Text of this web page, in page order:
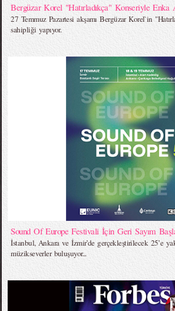
Bergüzar Korel "Hatırladıkça" Konseriyle Enka
27 Temmuz Pazartesi akşamı Bergüzar Korel`in
sahipliği yapıyor.
Sound Of Europe Festivali İçin Geri Sayım
İstanbul, Ankara ve İzmir’de gerçekleştirilecek 25’e
müzikseverler buluşuyor...